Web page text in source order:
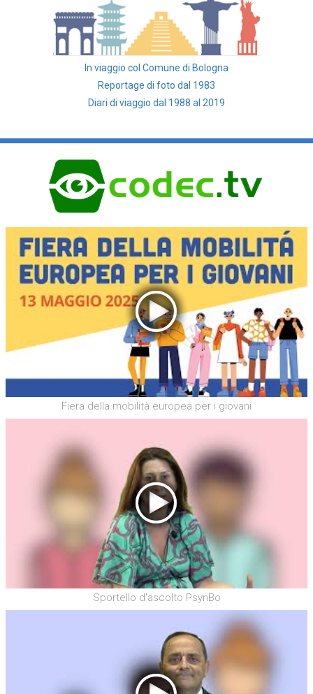
In viaggio col Comune di Bologna
Reportage di foto dal 1983
Diari di viaggio dal 1988 al 2019
Fiera della mobilità europea per i giovani
Sportello d'ascolto PsynBo